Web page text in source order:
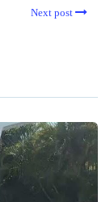
Next post